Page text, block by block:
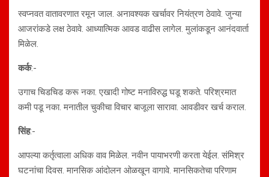
स्वप्नवत वातावरणात रमून जाल. अनावश्यक खर्चावर नियंत्रण ठेवावे. जुन्या
आजरांकडे लक्ष ठेवावे. आध्यात्मिक आवड वाढीस लागेल. मुलांकडून आनंदवार्ता
मिळेल.
कर्क:-
उगाच चिडचिड करू नका. एखादी गोष्ट मनाविरुद्ध घडू शकते. परिश्रमात
कमी पडू नका. मनातील चुकीचा विचार बाजूला सारावा. आवडीवर खर्च कराल.
सिंह:-
आपल्या कर्तृत्वाला अधिक वाव मिळेल. नवीन पायाभरणी करता येईल. संमिश्र
घटनांचा दिवस. मानसिक आंदोलन ओळखून वागावे. मानसिकतेचा परिणाम